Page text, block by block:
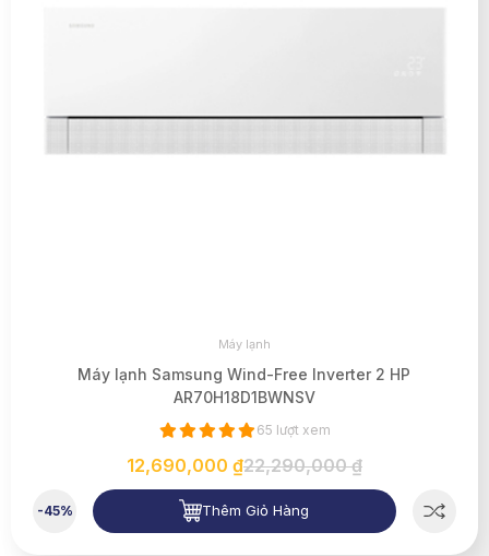
Máy lạnh
Máy lạnh Samsung Wind-Free Inverter 2 HP
AR70H18D1BWNSV
65 lượt xem
12,690,000 ₫22,290,000 ₫
-45% Thêm Giỏ Hàng